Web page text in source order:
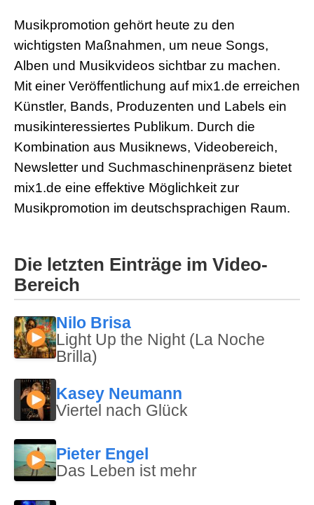
Musikpromotion gehört heute zu den
wichtigsten Maßnahmen, um neue Songs,
Alben und Musikvideos sichtbar zu machen.
Mit einer Veröffentlichung auf mix1.de erreichen
Künstler, Bands, Produzenten und Labels ein
musikinteressiertes Publikum. Durch die
Kombination aus Musiknews, Videobereich,
Newsletter und Suchmaschinenpräsenz bietet
mix1.de eine effektive Möglichkeit zur
Musikpromotion im deutschsprachigen Raum.
Die letzten Einträge im Video-
Bereich
Nilo Brisa
Light Up the Night (La Noche
Brilla)
Kasey Neumann
Viertel nach Glück
Pieter Engel
Das Leben ist mehr